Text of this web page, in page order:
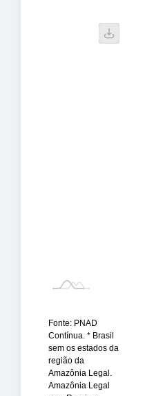
Fonte: PNAD
Contínua. * Brasil
sem os estados da
região da
Amazônia Legal.
Amazônia Legal